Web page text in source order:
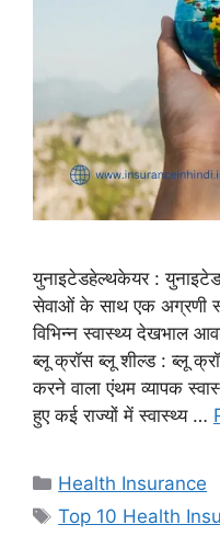
युनाइटेडहेल्थकेयर :
सेवाओं के साथ एक अग्रणी
विभिन्न स्वास्थ्य देखभाल
ब्लू क्रॉस ब्लू शील्ड : ब्लू
करने वाला एंथम व्यापक
हुए कई राज्यों में स्वास्थ्य …
Categories
Health Insurance
Tags
Top 10 Health